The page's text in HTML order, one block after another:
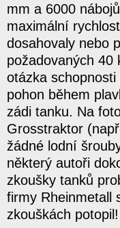
mm a 6000
maximální
dosahovaly nebo
požadovaných 40
otázka
pohon během
zádi tanku. Na
Grosstraktor
žádné lodní
některý autoři
zkoušky tanků
firmy Rheinmetall
zkouškách potopil!